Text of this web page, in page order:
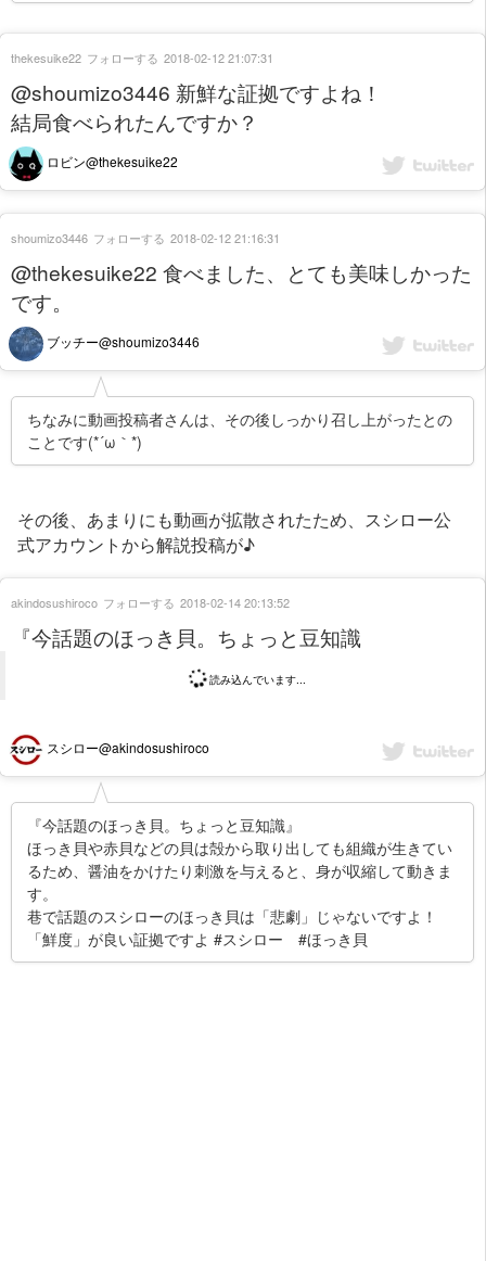
@shoumizo3446 新鮮な証拠ですよね！
結局食べられたんですか？
ロビン@thekesuike22
thekesuike22 フォローする 2018-02-12 21:07:31
@thekesuike22 食べました、とても美味しかった
です。
ブッチー@shoumizo3446
shoumizo3446 フォローする 2018-02-12 21:16:31
ちなみに動画投稿者さんは、その後しっかり召し上がったとの
ことです(*´ω｀*)
その後、あまりにも動画が拡散されたため、スシロー公
式アカウントから解説投稿が♪
『今話題のほっき貝。ちょっと豆知識
読み込んでいます...
スシロー@akindosushiroco
akindosushiroco フォローする 2018-02-14 20:13:52
『今話題のほっき貝。ちょっと豆知識』
ほっき貝や赤貝などの貝は殻から取り出しても組織が生きてい
るため、醤油をかけたり刺激を与えると、身が収縮して動きま
す。
巷で話題のスシローのほっき貝は「悲劇」じゃないですよ！
「鮮度」が良い証拠ですよ #スシロー #ほっき貝